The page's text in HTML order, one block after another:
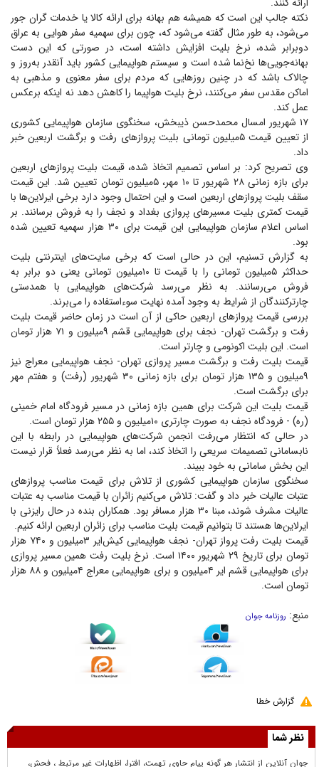
نکته جالب این است که همیشه هم بهانه برای ارائه کالا یا خدمات گران جور
می‌شود، به طور مثال گفته می‌شود که، چون برای سهمیه سفر هوایی به عراق
دوبرابر شده، نرخ بلیت افزایش داشته است، در صورتی که این دست
بهانه‌جویی‌ها نخ‌نما شده است و سیستم هواپیمایی کشور باید آنقدر به‌روز و
چالاک باشد که در چنین روز‌هایی که مردم برای سفر معنوی و مذهبی به
اماکن مقدس سفر می‌کنند، نرخ بلیت هواپیما را کاهش دهد نه اینکه برعکس
عمل کند.
۱۷ شهریور امسال محمدحسن ذیبخش، سخنگوی سازمان هواپیمایی کشوری
از تعیین قیمت ۵‌میلیون تومانی بلیت پرواز‌های رفت و برگشت اربعین خبر
داد.
وی تصریح کرد: بر اساس تصمیم اتخاذ شده، قیمت بلیت پرواز‌های اربعین
برای بازه زمانی ۲۸ شهریور تا ۱۰ مهر، ۵‌میلیون تومان تعیین شد. این قیمت
سقف بلیت پرواز‌های اربعین است و این احتمال وجود دارد برخی ایرلاین‌ها با
قیمت کمتری بلیت مسیر‌های پروازی بغداد و نجف را به فروش برسانند. بر
اساس اعلام سازمان هواپیمایی این قیمت برای ۳۰ هزار سهمیه تعیین شده
بود.
به گزارش تسنیم، این در حالی است که برخی سایت‌های اینترنتی بلیت
حداکثر ۵‌میلیون تومانی را با قیمت تا ۱۰‌میلیون تومانی یعنی دو برابر به
فروش می‌رسانند. به نظر می‌رسد شرکت‌های هواپیمایی با همدستی
چارترکنندگان از شرایط به وجود آمده نهایت سوءاستفاده را می‌برند.
بررسی قیمت پرواز‌های اربعین حاکی از آن است در زمان حاضر قیمت بلیت
رفت و برگشت تهران- نجف برای هواپیمایی قشم ۹‌میلیون و ۷۱ هزار تومان
است. این بلیت اکونومی و چارتر است.
قیمت بلیت رفت و برگشت مسیر پروازی تهران- نجف هواپیمایی معراج نیز
۹‌میلیون و ۱۳۵ هزار تومان برای بازه زمانی ۳۰ شهریور (رفت) و هفتم مهر
برای برگشت است.
قیمت بلیت این شرکت برای همین بازه زمانی در مسیر فرودگاه امام خمینی
(ره) - فرودگاه نجف به صورت چارتری ۱۰‌میلیون و ۲۵۵ هزار تومان است.
در حالی که انتظار می‌رفت انجمن شرکت‌های هواپیمایی در رابطه با این
نابسامانی تصمیمات سریعی را اتخاذ کند، اما به نظر می‌رسد فعلاً قرار نیست
این بخش سامانی به خود ببیند.
سخنگوی سازمان هواپیمایی کشوری از تلاش برای قیمت مناسب پرواز‌های
عتبات عالیات خبر داد و گفت: تلاش می‌کنیم زائران با قیمت مناسب به عتبات
عالیات مشرف شوند، مبنا ۳۰ هزار مسافر بود. همکاران بنده در حال رایزنی با
ایرلاین‌ها هستند تا بتوانیم قیمت بلیت مناسب برای زائران اربعین ارائه کنیم.
قیمت بلیت رفت پرواز تهران- نجف هواپیمایی کیش‌ایر ۳‌میلیون و ۷۴۰ هزار
تومان برای تاریخ ۲۹ شهریور ۱۴۰۰ است. نرخ بلیت رفت همین مسیر پروازی
برای هواپیمایی قشم ایر ۴‌میلیون و برای هواپیمایی معراج ۴‌میلیون و ۸۸ هزار
تومان است.
منبع: روزنامه جوان
گزارش خطا
نظر شما
جوان آنلاين از انتشار هر گونه پيام حاوي تهمت، افترا، اظهارات غير مرتبط ، فحش،